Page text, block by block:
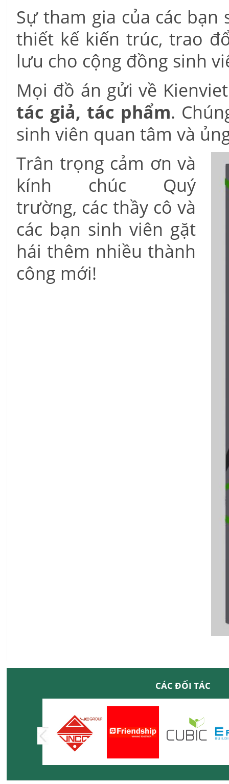
Sự tham gia của các
thiết kế kiến trúc, trao
lưu cho cộng đồng sinh
Mọi đồ án gửi về
tác giả, tác phẩm.
sinh viên quan tâm và
Trân trọng cảm ơn và
kính chúc Quý
trường, các thầy cô và
các bạn sinh viên gặt
hái thêm nhiều thành
công mới!
CÁC ĐỐI TÁC